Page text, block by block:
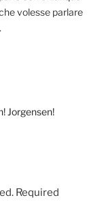
volesse parlare
Jorgensen!
Required